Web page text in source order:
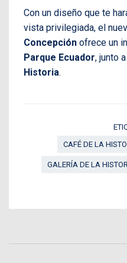
Con un diseño que te
vista privilegiada, el
Concepción ofrece un
Parque Ecuador, junto
Historia.
CAFÉ DE LA
GALERÍA DE LA